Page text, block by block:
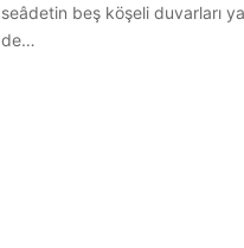
seâdetin beş köşeli duvarları
de…